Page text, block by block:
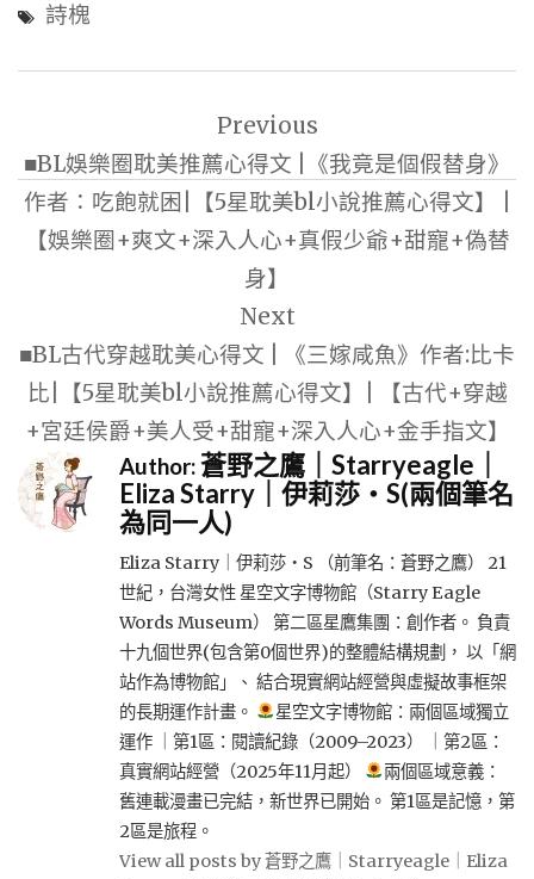
詩槐
導
覽
Previous
■BL娛樂圈耽美推薦心得文 |《我竟是個假替身》
作者：吃飽就困|【5星耽美bl小說推薦心得文】 |
【娛樂圈+爽文+深入人心+真假少爺+甜寵+偽替
身】
Next
■BL古代穿越耽美心得文 | 《三嫁咸魚》作者:比卡
比|【5星耽美bl小說推薦心得文】| 【古代+穿越
+宮廷侯爵+美人受+甜寵+深入人心+金手指文】
Author:蒼野之鷹｜Starryeagle｜
Eliza Starry｜伊莉莎・S(兩個筆名
為同一人)
Eliza Starry｜伊莉莎・S （前筆名：蒼野之鷹） 21
世紀，台灣女性 星空文字博物館（Starry Eagle
Words Museum） 第二區星鷹集團：創作者。 負責
十九個世界(包含第0個世界)的整體結構規劃， 以「網
站作為博物館」、 結合現實網站經營與虛擬故事框架
的長期運作計畫。
星空文字博物館：兩個區域獨立
運作 ｜第1區：閱讀紀錄（2009–2023） ｜第2區：
真實網站經營（2025年11月起）
兩個區域意義：
舊連載漫畫已完結，新世界已開始。 第1區是記憶，第
2區是旅程。
View all posts by 蒼野之鷹｜Starryeagle｜Eliza